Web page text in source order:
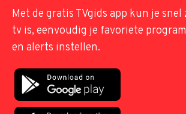
Met de gratis TVgids app kun je snel
tv is, eenvoudig je favoriete
en alerts instellen.